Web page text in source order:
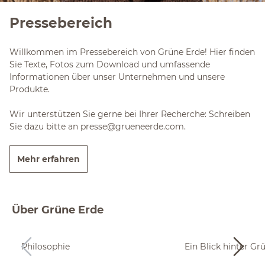
Pressebereich
Willkommen im Pressebereich von Grüne Erde! Hier finden
Sie Texte, Fotos zum Download und umfassende
Informationen über unser Unternehmen und unsere
Produkte.
Wir unterstützen Sie gerne bei Ihrer Recherche: Schreiben
Sie dazu bitte an presse@grueneerde.com.
Mehr erfahren
Über Grüne Erde
Philosophie Ein Blick hinter